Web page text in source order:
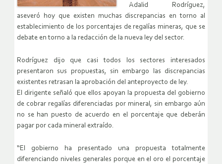
Adalid Rodríguez,
aseveró hoy que existen muchas discrepancias en torno al
establecimiento de los porcentajes de regalías mineras, que se
debate en torno a la redacción de la nueva ley del sector.
Rodríguez dijo que casi todos los sectores interesados
presentaron sus propuestas, sin embargo las discrepancias
existentes retrasan la aprobación del anteproyecto de ley.
El dirigente señaló que ellos apoyan la propuesta del gobierno
de cobrar regalías diferenciadas por mineral, sin embargo aún
no se han puesto de acuerdo en el porcentaje que deberán
pagar por cada mineral extraído.
“El gobierno ha presentado una propuesta totalmente
diferenciando niveles generales porque en el oro el porcentaje